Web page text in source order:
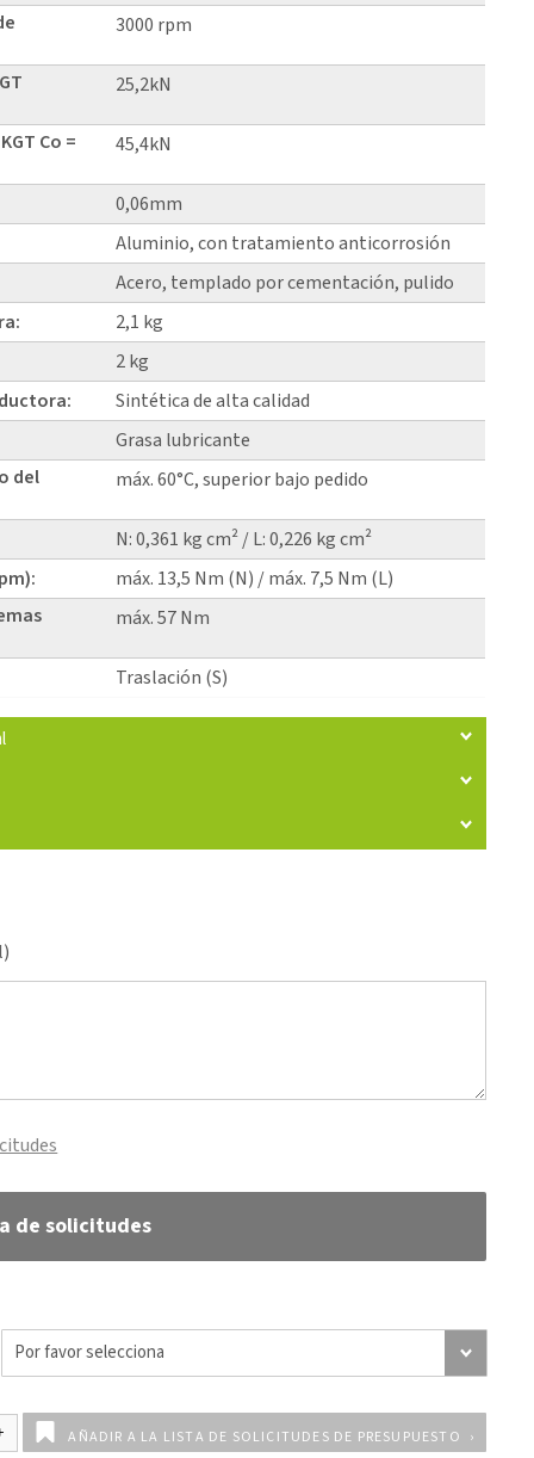
3000 rpm
25,2kN
Co =
45,4kN
0,06mm
Aluminio, con tratamiento anticorrosión
Acero, templado por cementación, pulido
2,1 kg
2 kg
Sintética de alta calidad
Grasa lubricante
del
máx. 60°C, superior bajo pedido
N: 0,361 kg cm² / L: 0,226 kg cm²
máx. 13,5 Nm (N) / máx. 7,5 Nm (L)
máx. 57 Nm
Traslación (S)
de solicitudes
AÑADIR A LA LISTA DE SOLICITUDES DE PRESUPUESTO